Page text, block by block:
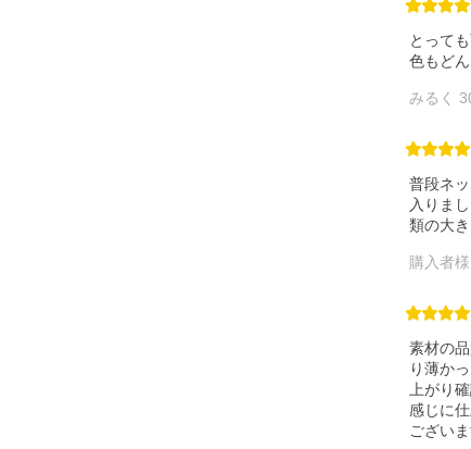
とって
色もど
みるく
普段ネ
入りま
類の大
購入者様
素材の
り薄か
上がり
感じに
ございま